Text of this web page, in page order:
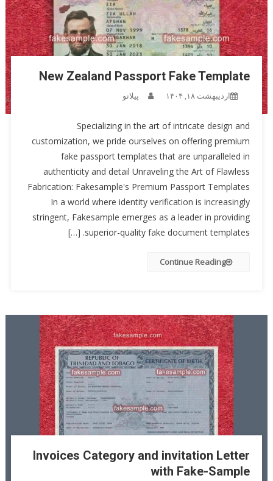
New Zealand Passport Fake Template
اردیبهشت ۱۸, ۱۴۰۴ پیلانو
Specializing in the art of intricate design and
customization, we pride ourselves on offering premium
fake passport templates that are unparalleled in
authenticity and detail Unraveling the Art of Flawless
Fabrication: Fakesample's Premium Passport Templates
In a world where identity verification is increasingly
stringent, Fakesample emerges as a leader in providing
superior-quality fake document templates. […]
Continue Reading
Invoices Category and invitation Letter
with Fake-Sample